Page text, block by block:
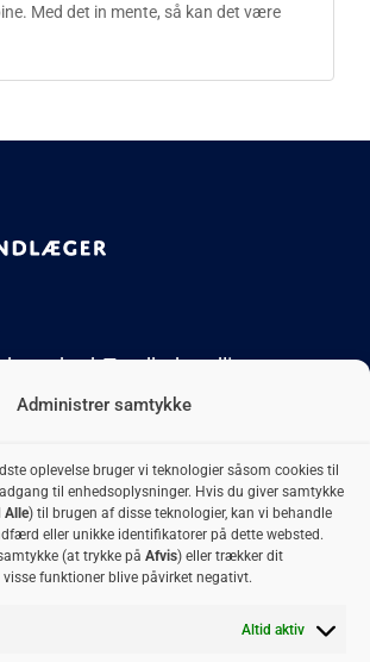
Administrer samtykke
oplevelse bruger vi teknologier såsom cookies til
til enhedsoplysninger. Hvis du giver samtykke
Alle) til brugen af disse teknologier, kan vi behandle
eller unikke identifikatorer på dette websted.
(at trykke på Afvis) eller trækker dit
funktioner blive påvirket negativt.
Altid aktiv
Med det in mente, så kan det være
os
Tandbehandlinger
Akut
Flækket tand
Fyldninger
Plomber
Retainer
Rodbehandling
Tandbyld
Tandkrone
Tandregulering
Visdomstænder